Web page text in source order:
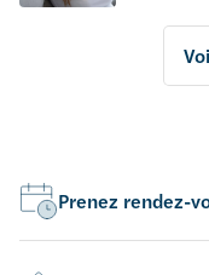
Prenez rendez-